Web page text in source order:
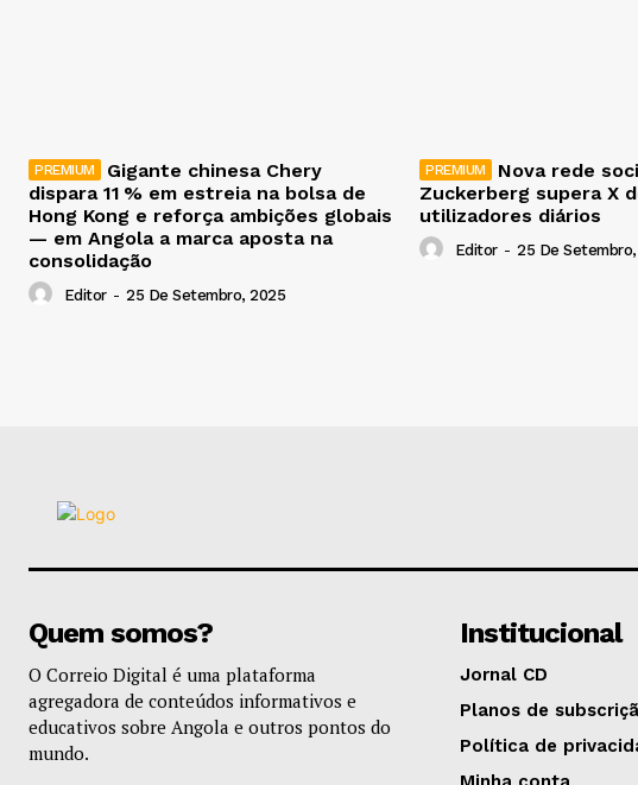
Gigante chinesa Chery
dispara 11 % em estreia na bolsa de
Hong Kong e reforça ambições globais
— em Angola a marca aposta na
consolidação
Editor - 25 De Setembro, 2025
Nova rede
Zuckerberg supera X
utilizadores diários
Editor - 25 De
Quem somos?
O Correio Digital é uma plataforma
agregadora de conteúdos informativos e
educativos sobre Angola e outros pontos do
mundo.
Institucional
Jornal CD
Planos de
Política de